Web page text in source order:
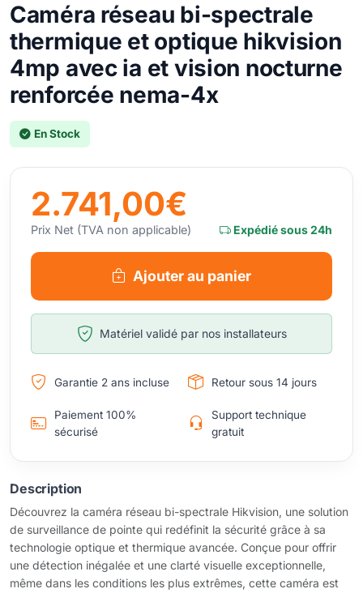
Caméra réseau bi-spectrale
thermique et optique hikvision
4mp avec ia et vision nocturne
renforcée nema-4x
En Stock
2.741,00€
Prix Net (TVA non applicable) Expédié sous 24h
Ajouter au panier
Matériel validé par nos installateurs
Garantie 2 ans incluse Retour sous 14 jours
Paiement 100%
sécurisé
Support technique
gratuit
Description
Découvrez la caméra réseau bi-spectrale Hikvision, une solution
de surveillance de pointe qui redéfinit la sécurité grâce à sa
technologie optique et thermique avancée. Conçue pour offrir
une détection inégalée et une clarté visuelle exceptionnelle,
même dans les conditions les plus extrêmes, cette caméra est